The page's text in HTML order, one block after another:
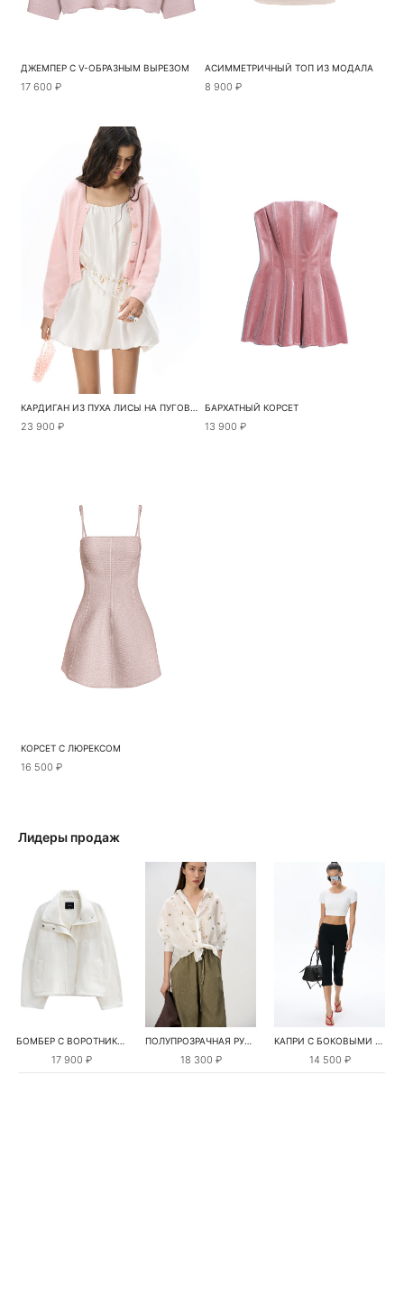
ДЖЕМПЕР С V-ОБРАЗНЫМ ВЫРЕЗОМ
17 600 ₽
АСИММЕТРИЧНЫЙ ТОП ИЗ МОДАЛА
8 900 ₽
КАРДИГАН ИЗ ПУХА ЛИСЫ НА ПУГОВИЦАХ
23 900 ₽
БАРХАТНЫЙ КОРСЕТ
13 900 ₽
КОРСЕТ С ЛЮРЕКСОМ
16 500 ₽
Лидеры продаж
БОМБЕР С ВОРОТНИКОМ-СТОЙКОЙ
17 900 ₽
ПОЛУПРОЗРАЧНАЯ РУБАШКА С РОМАШКАМИ
18 300 ₽
КАПРИ С БОКОВЫМИ РАЗРЕЗАМИ
14 500 ₽